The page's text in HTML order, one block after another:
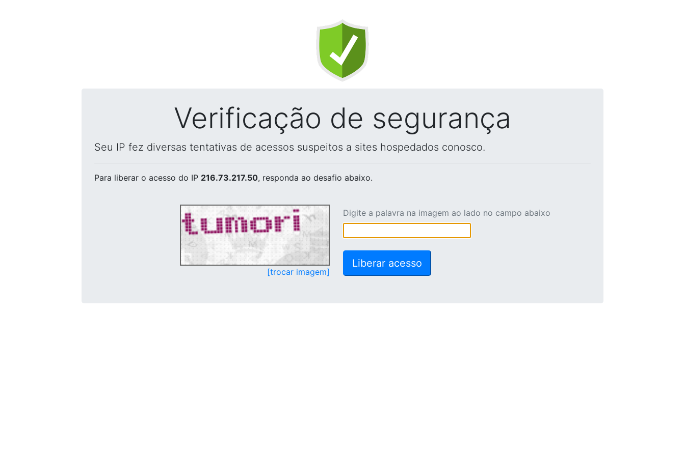
Verificação de segurança
Seu IP fez diversas tentativas de acessos suspeitos a sites hospedados conosco.
Para liberar o acesso do IP 216.73.217.50, responda ao desafio abaixo.
[trocar imagem]
Digite a palavra na imagem ao lado no campo abaixo